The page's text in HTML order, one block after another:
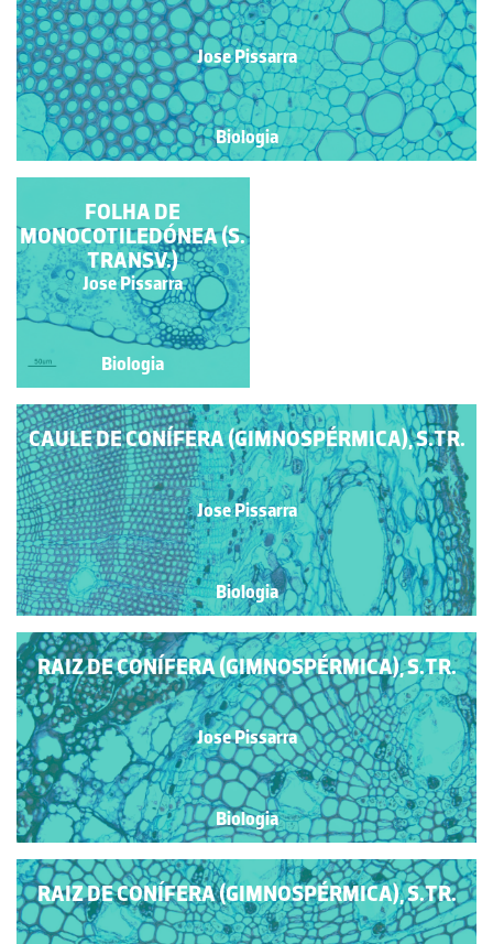
Jose Pissarra
Biologia
CAULE DE CONÍFERA
(GIMNOSPÉRMICA, S.
LONG.RAD.)
Jose Pissarra
Biologia
CAULE DE CONÍFERA (GIMNOSPÉRMICA), S.TR.
Jose Pissarra
Biologia
RAIZ DE CONÍFERA (GIMNOSPÉRMICA), S.TR.
Jose Pissarra
Biologia
RAIZ DE CONÍFERA (GIMNOSPÉRMICA), S.TR.
FOLHA DE
MONOCOTILEDÓNEA (S.
TRANSV.)
Jose Pissarra
Biologia